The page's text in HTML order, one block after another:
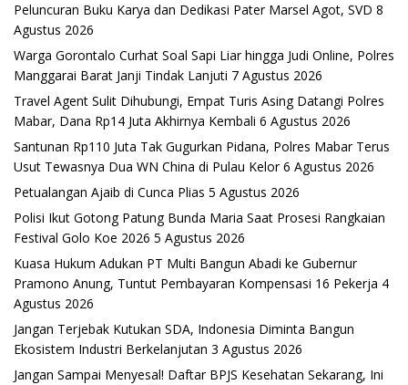
Peluncuran Buku Karya dan Dedikasi Pater Marsel Agot, SVD 8
Agustus 2026
Warga Gorontalo Curhat Soal Sapi Liar hingga Judi Online, Polres
Manggarai Barat Janji Tindak Lanjuti 7 Agustus 2026
Travel Agent Sulit Dihubungi, Empat Turis Asing Datangi Polres
Mabar, Dana Rp14 Juta Akhirnya Kembali 6 Agustus 2026
Santunan Rp110 Juta Tak Gugurkan Pidana, Polres Mabar Terus
Usut Tewasnya Dua WN China di Pulau Kelor 6 Agustus 2026
Petualangan Ajaib di Cunca Plias 5 Agustus 2026
Polisi Ikut Gotong Patung Bunda Maria Saat Prosesi Rangkaian
Festival Golo Koe 2026 5 Agustus 2026
Kuasa Hukum Adukan PT Multi Bangun Abadi ke Gubernur
Pramono Anung, Tuntut Pembayaran Kompensasi 16 Pekerja 4
Agustus 2026
Jangan Terjebak Kutukan SDA, Indonesia Diminta Bangun
Ekosistem Industri Berkelanjutan 3 Agustus 2026
Jangan Sampai Menyesal! Daftar BPJS Kesehatan Sekarang, Ini